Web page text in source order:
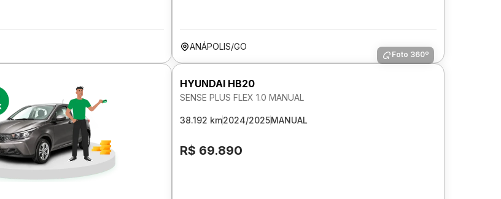
ANÁPOLIS/GO
Foto 360º
HYUNDAI HB20
SENSE PLUS FLEX 1.0 MANUAL
38.192 km2024/2025MANUAL
R$ 69.890